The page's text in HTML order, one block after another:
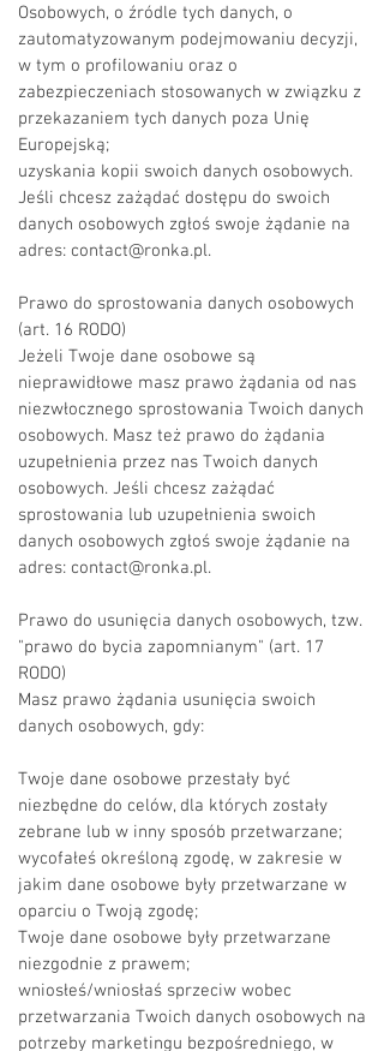
Osobowych, o źródle tych danych, o
zautomatyzowanym podejmowaniu decyzji,
w tym o profilowaniu oraz o
zabezpieczeniach stosowanych w związku z
przekazaniem tych danych poza Unię
Europejską;
uzyskania kopii swoich danych osobowych.
Jeśli chcesz zażądać dostępu do swoich
danych osobowych zgłoś swoje żądanie na
adres: contact@ronka.pl.
Prawo do sprostowania danych osobowych
(art. 16 RODO)
Jeżeli Twoje dane osobowe są
nieprawidłowe masz prawo żądania od nas
niezwłocznego sprostowania Twoich danych
osobowych. Masz też prawo do żądania
uzupełnienia przez nas Twoich danych
osobowych. Jeśli chcesz zażądać
sprostowania lub uzupełnienia swoich
danych osobowych zgłoś swoje żądanie na
adres: contact@ronka.pl.
Prawo do usunięcia danych osobowych, tzw.
"prawo do bycia zapomnianym" (art. 17
RODO)
Masz prawo żądania usunięcia swoich
danych osobowych, gdy:
Twoje dane osobowe przestały być
niezbędne do celów, dla których zostały
zebrane lub w inny sposób przetwarzane;
wycofałeś określoną zgodę, w zakresie w
jakim dane osobowe były przetwarzane w
oparciu o Twoją zgodę;
Twoje dane osobowe były przetwarzane
niezgodnie z prawem;
wniosłeś/wniosłaś sprzeciw wobec
przetwarzania Twoich danych osobowych na
potrzeby marketingu bezpośredniego, w